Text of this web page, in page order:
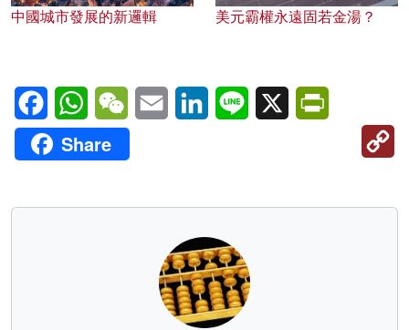
中國城市發展的新邏輯 美元霸權永遠固若金湯？
FacebookWhatsAppWeChatEmail LinkedInLine X
Share